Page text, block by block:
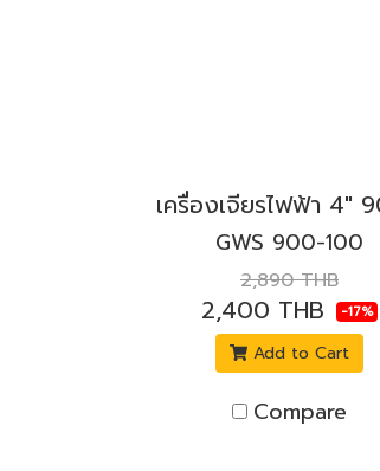
GWS 900-100
2,890 THB
2,400 THB -17%
Add to Cart
Compare